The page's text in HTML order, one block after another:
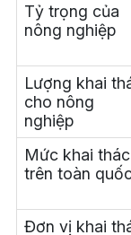
Tỷ trọng của
nông nghiệp
Lượng khai
cho nông
nghiệp
Mức khai thác
trên toàn
Đơn vị khai